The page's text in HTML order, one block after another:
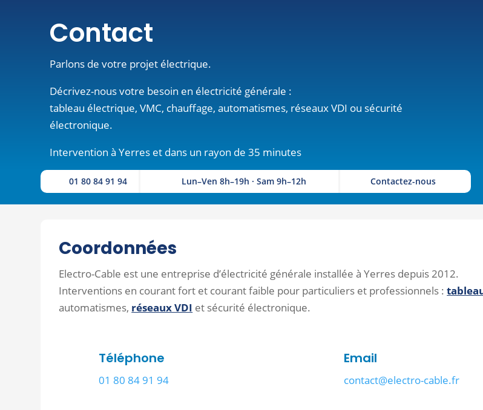
Contact
Parlons de votre projet électrique.
Décrivez-nous votre besoin en électricité générale :
tableau électrique, VMC, chauffage, automatismes, réseaux VDI ou sécurité
électronique.
Intervention à Yerres et dans un rayon de 35 minutes
01 80 84 91 94 Lun–Ven 8h–19h · Sam 9h–12h Contactez-nous
Coordonnées
Electro-Cable est une entreprise d’électricité générale installée à Yerres depuis 2012.
Interventions en courant fort et courant faible pour particuliers et professionnels :
automatismes, réseaux VDI et sécurité électronique.
Téléphone
01 80 84 91 94
Email
contact@electro-cable.fr